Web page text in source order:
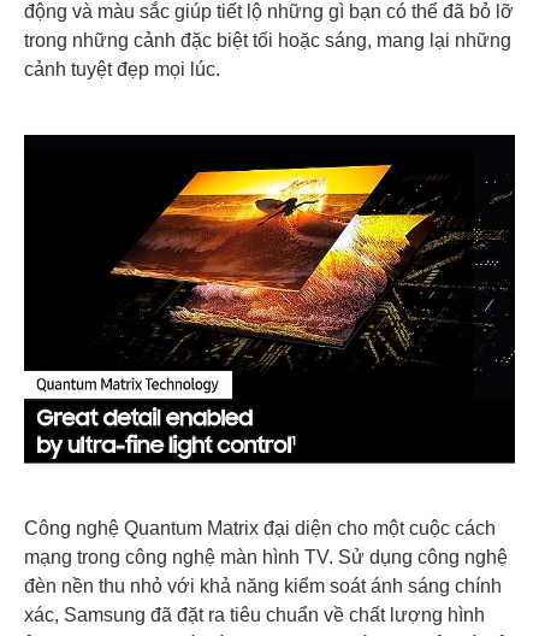
động và màu sắc giúp tiết lộ những gì bạn có thể đã bỏ lỡ
trong những cảnh đặc biệt tối hoặc sáng, mang lại những
cảnh tuyệt đẹp mọi lúc.
Công nghệ Quantum Matrix đại diện cho một cuộc cách
mạng trong công nghệ màn hình TV. Sử dụng công nghệ
đèn nền thu nhỏ với khả năng kiểm soát ánh sáng chính
xác, Samsung đã đặt ra tiêu chuẩn về chất lượng hình